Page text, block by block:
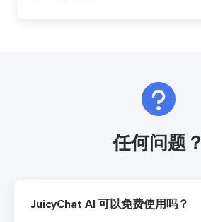
任何问题？
JuicyChat AI 可以免费使用吗？